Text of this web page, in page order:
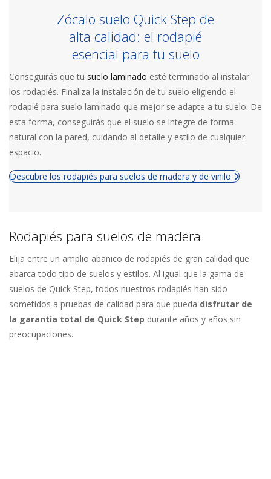
Zócalo suelo Quick Step de
alta calidad: el rodapié
esencial para tu suelo
Conseguirás que tu suelo laminado esté terminado al instalar
los rodapiés. Finaliza la instalación de tu suelo eligiendo el
rodapié para suelo laminado que mejor se adapte a tu suelo. De
esta forma, conseguirás que el suelo se integre de forma
natural con la pared, cuidando al detalle y estilo de cualquier
espacio.
Descubre los rodapiés para suelos de madera y de vinilo
Rodapiés para suelos de madera
Elija entre un amplio abanico de rodapiés de gran calidad que
abarca todo tipo de suelos y estilos. Al igual que la gama de
suelos de Quick Step, todos nuestros rodapiés han sido
sometidos a pruebas de calidad para que pueda disfrutar de
la garantía total de Quick Step durante años y años sin
preocupaciones.